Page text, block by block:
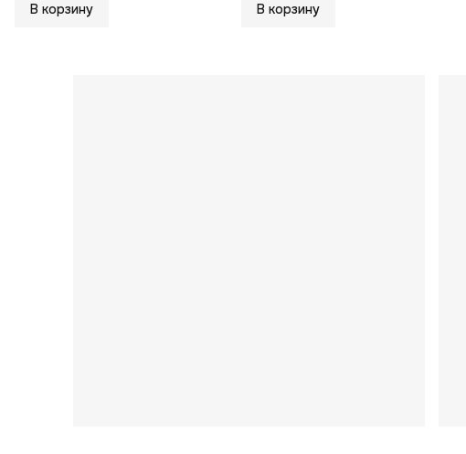
В корзину В корзину